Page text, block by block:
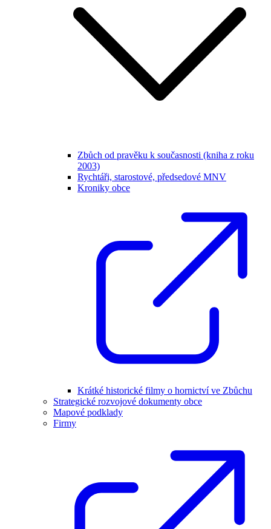
Zbůch od pravěku k současnosti (kniha z roku
2003)
Rychtáři, starostové, předsedové MNV
Kroniky obce
Krátké historické filmy o hornictví ve Zbůchu
Strategické rozvojové dokumenty obce
Mapové podklady
Firmy